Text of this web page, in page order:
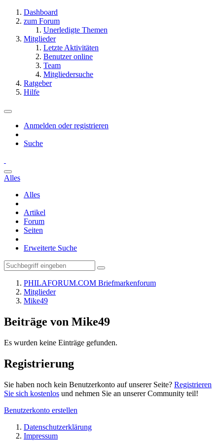
Dashboard
zum Forum
Unerledigte Themen
Mitglieder
Letzte Aktivitäten
Benutzer online
Team
Mitgliedersuche
Ratgeber
Hilfe
Anmelden oder registrieren
Suche
Alles
Alles
Artikel
Forum
Seiten
Erweiterte Suche
PHILAFORUM.COM Briefmarkenforum
Mitglieder
Mike49
Beiträge von Mike49
Es wurden keine Einträge gefunden.
Registrierung
Sie haben noch kein Benutzerkonto auf unserer Seite? Registrieren
Sie sich kostenlos und nehmen Sie an unserer Community teil!
Benutzerkonto erstellen
Datenschutzerklärung
Impressum